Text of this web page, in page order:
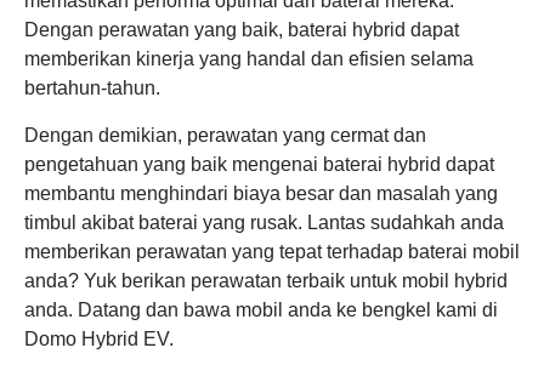
Dengan perawatan yang baik, baterai hybrid dapat
memberikan kinerja yang handal dan efisien selama
bertahun-tahun.
Dengan demikian, perawatan yang cermat dan
pengetahuan yang baik mengenai baterai hybrid dapat
membantu menghindari biaya besar dan masalah yang
timbul akibat baterai yang rusak. Lantas sudahkah anda
memberikan perawatan yang tepat terhadap baterai mobil
anda? Yuk berikan perawatan terbaik untuk mobil hybrid
anda. Datang dan bawa mobil anda ke bengkel kami di
Domo Hybrid EV.